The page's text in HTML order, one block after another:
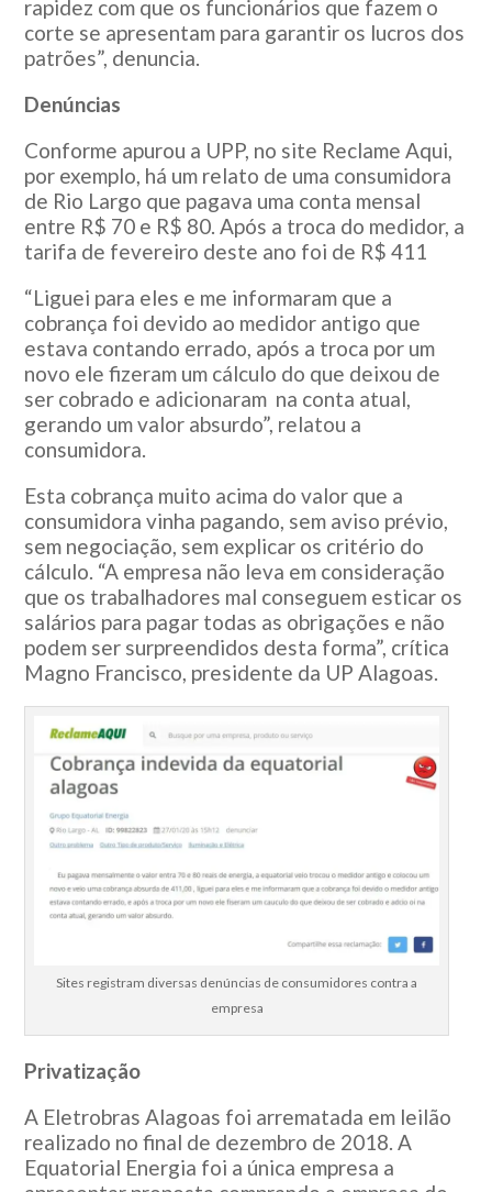
rapidez com que os funcionários que fazem o
corte se apresentam para garantir os lucros dos
patrões”, denuncia.
Denúncias
Conforme apurou a UPP, no site Reclame Aqui,
por exemplo, há um relato de uma consumidora
de Rio Largo que pagava uma conta mensal
entre R$ 70 e R$ 80. Após a troca do medidor, a
tarifa de fevereiro deste ano foi de R$ 411
“Liguei para eles e me informaram que a
cobrança foi devido ao medidor antigo que
estava contando errado, após a troca por um
novo ele fizeram um cálculo do que deixou de
ser cobrado e adicionaram na conta atual,
gerando um valor absurdo”, relatou a
consumidora.
Esta cobrança muito acima do valor que a
consumidora vinha pagando, sem aviso prévio,
sem negociação, sem explicar os critério do
cálculo. “A empresa não leva em consideração
que os trabalhadores mal conseguem esticar os
salários para pagar todas as obrigações e não
podem ser surpreendidos desta forma”, crítica
Magno Francisco, presidente da UP Alagoas.
Sites registram diversas denúncias de consumidores contra a
empresa
Privatização
A Eletrobras Alagoas foi arrematada em leilão
realizado no final de dezembro de 2018. A
Equatorial Energia foi a única empresa a